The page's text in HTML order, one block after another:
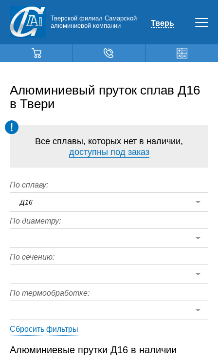
Тверской филиал Самарской
алюминиевой компании
Тверь
Алюминиевый пруток сплав Д16
в Твери
Все сплавы, которых нет в наличии,
доступны под заказ
По сплаву:
Д16
По диаметру:
По сечению:
По термообработке:
Сбросить фильтры
Алюминиевые прутки Д16 в наличии